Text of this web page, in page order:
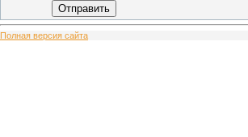
Отправить
Полная версия сайта